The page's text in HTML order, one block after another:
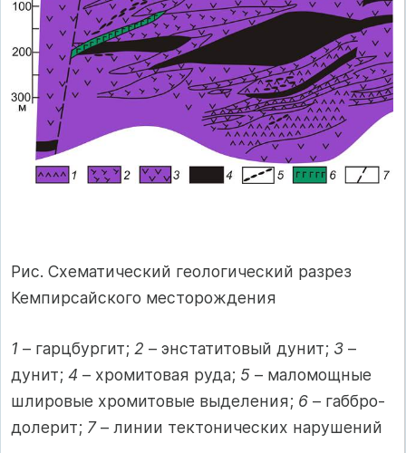
Рис. Схематический геологический разрез
Кемпирсайского месторождения
1 – гарцбургит; 2 – энстатитовый дунит; 3 –
дунит; 4 – хромитовая руда; 5 – маломощные
шлировые хромитовые выделения; 6 – габбро-
долерит; 7– линии тектонических нарушений